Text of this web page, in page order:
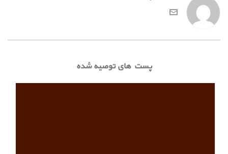
پست های توصیه شده